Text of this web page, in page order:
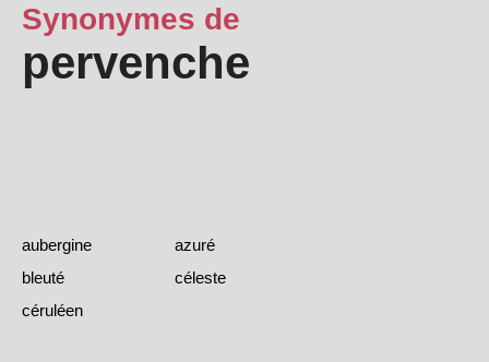
Synonymes de
pervenche
aubergine
azuré
bleuté
céleste
céruléen